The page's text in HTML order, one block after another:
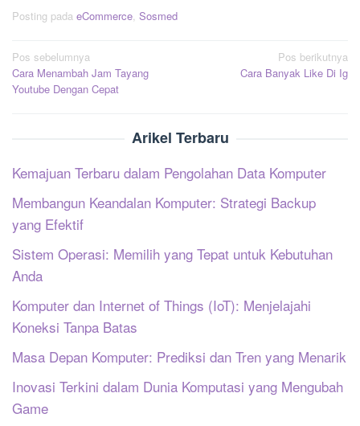
Posting pada eCommerce, Sosmed
Navigasi
pos
Pos sebelumnya
Cara Menambah Jam Tayang
Youtube Dengan Cepat
Pos berikutnya
Cara Banyak Like Di Ig
Arikel Terbaru
Kemajuan Terbaru dalam Pengolahan Data Komputer
Membangun Keandalan Komputer: Strategi Backup
yang Efektif
Sistem Operasi: Memilih yang Tepat untuk Kebutuhan
Anda
Komputer dan Internet of Things (IoT): Menjelajahi
Koneksi Tanpa Batas
Masa Depan Komputer: Prediksi dan Tren yang Menarik
Inovasi Terkini dalam Dunia Komputasi yang Mengubah
Game